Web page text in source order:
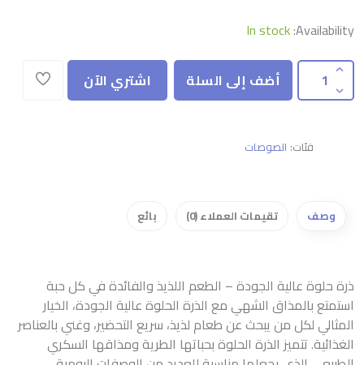
Availability:
In stock
أضف إلى السلة اشتري الآن
فئات: الصوصات
وصف تقيمات العملاء (0) بائع
ذرة حلوة عالية الجودة – الطعم اللذيذ والفائدة في كل حبة
استمتع بالمذاق الشهي مع الذرة الحلوة عالية الجودة، الخيار
المثالي لكل من يبحث عن طعام لذيذ، سريع التحضير، وغني بالعناصر
الغذائية. تتميز الذرة الحلوة بحباتها الطرية ومذاقها السكري